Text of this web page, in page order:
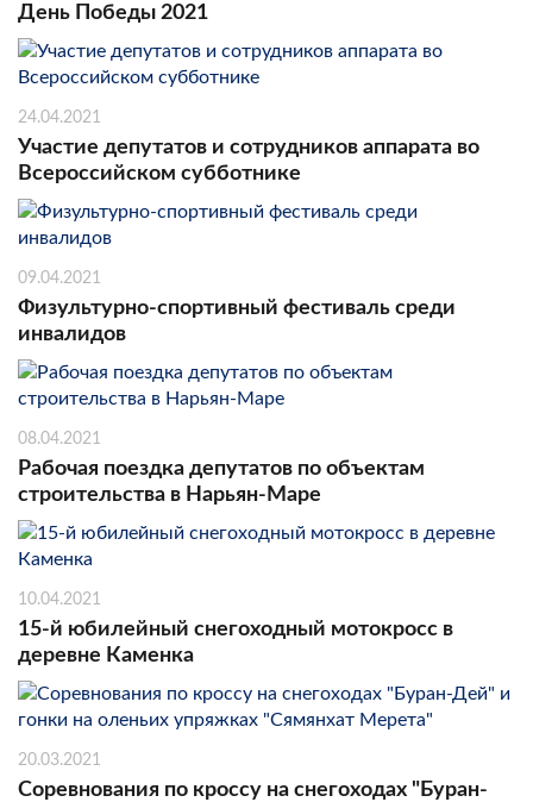
День Победы 2021
24.04.2021
Участие депутатов и сотрудников аппарата во
Всероссийском субботнике
09.04.2021
Физультурно-спортивный фестиваль среди
инвалидов
08.04.2021
Рабочая поездка депутатов по объектам
строительства в Нарьян-Маре
10.04.2021
15-й юбилейный снегоходный мотокросс в
деревне Каменка
20.03.2021
Соревнования по кроссу на снегоходах "Буран-